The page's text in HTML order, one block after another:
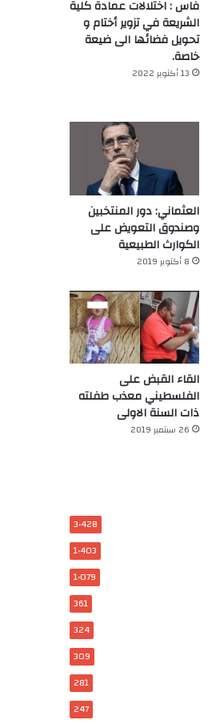
فاس : اختلالات عمادة كلية
الشريعة في تزوير أختام و
تحويل فضائها الى ضيعة
خاصة.
13 أكتوبر 2022
العثماني: دور المنتخبين
وصندوق التعويض على
الكوارث الطبيعية
8 أكتوبر 2019
القاء القبض على
الفلسطيني معذب طفلته
ذات السنة الاولى
26 سبتمبر 2019
3٬428
1٬403
1٬079
361
324
309
281
247